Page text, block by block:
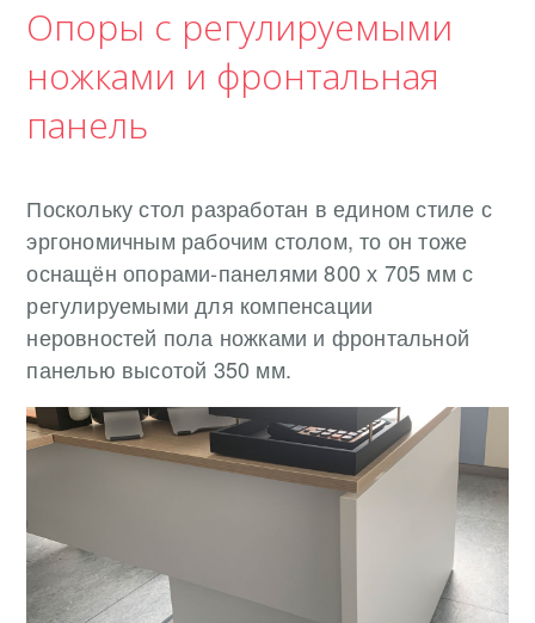
Опоры с регулируемыми
ножками и фронтальная
панель
Поскольку стол разработан в едином стиле с
эргономичным рабочим столом, то он тоже
оснащён опорами-панелями 800 х 705 мм с
регулируемыми для компенсации
неровностей пола ножками и фронтальной
панелью высотой 350 мм.